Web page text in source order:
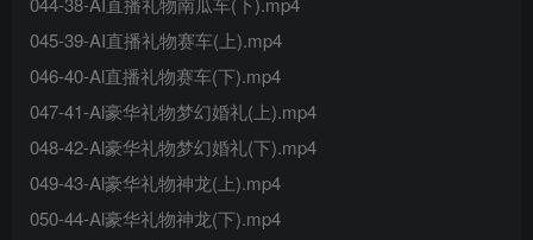
045-39-AI直播礼物赛车(上).mp4
046-40-Al直播礼物赛车(下).mp4
047-41-Al豪华礼物梦幻婚礼(上).mp4
048-42-Al豪华礼物梦幻婚礼(下).mp4
049-43-Al豪华礼物神龙(上).mp4
050-44-Al豪华礼物神龙(下).mp4